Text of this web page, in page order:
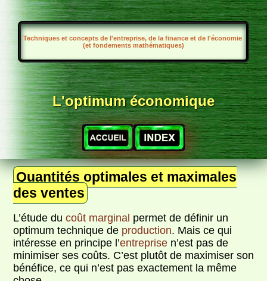
Techniques et concepts de l'entreprise, de la finance et de l'économie
(et fondements mathématiques)
L'optimum économique
Quantités optimales et maximales
des ventes
L’étude ducoût marginal permet de définir un
optimum technique de production. Mais ce qui
intéresse en principe l’entreprise n’est pas de
minimiser ses coûts. C’est plutôt de maximiser son
bénéfice, ce qui n’est pas exactement la même